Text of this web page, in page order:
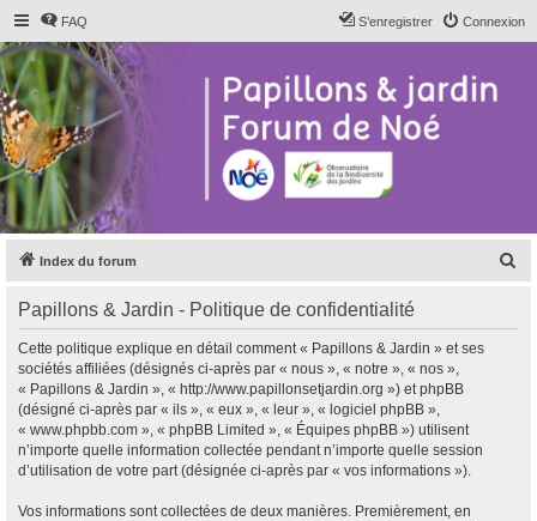
FAQ Connexion
S’enregistrer
Index du forum
Papillons & Jardin - Politique de confidentialité
Cette politique explique en détail comment « Papillons & Jardin » et ses
sociétés affiliées (désignés ci-après par « nous », « notre », « nos »,
« Papillons & Jardin », « http://www.papillonsetjardin.org ») et phpBB
(désigné ci-après par « ils », « eux », « leur », « logiciel phpBB »,
« www.phpbb.com », « phpBB Limited », « Équipes phpBB ») utilisent
n’importe quelle information collectée pendant n’importe quelle session
d’utilisation de votre part (désignée ci-après par « vos informations »).
Vos informations sont collectées de deux manières. Premièrement, en